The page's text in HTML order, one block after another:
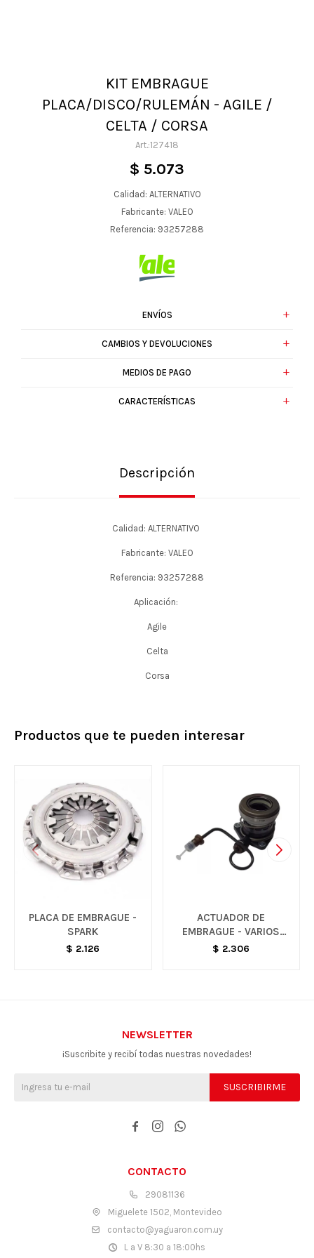
KIT EMBRAGUE
PLACA/DISCO/RULEMÁN - AGILE /
CELTA / CORSA
127418
$ 5.073
Calidad: ALTERNATIVO
Fabricante: VALEO
Referencia: 93257288
ENVÍOS
CAMBIOS Y DEVOLUCIONES
MEDIOS DE PAGO
CARACTERÍSTICAS
Descripción
Calidad: ALTERNATIVO
Fabricante: VALEO
Referencia: 93257288
Aplicación:
Agile
Celta
Corsa
Productos que te pueden interesar
PLACA DE EMBRAGUE -
SPARK
$ 2.126
ACTUADOR DE
EMBRAGUE - VARIOS
MODELOS
$ 2.306
CONTACTO
29081136
Miguelete 1502, Montevideo
contacto@yaguaron.com.uy
L a V 8:30 a 18:00hs
NEWSLETTER
¡Suscribite y recibí todas nuestras novedades!
SUSCRIBIRME
  